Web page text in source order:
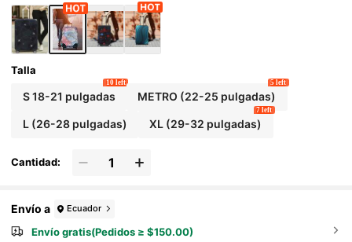
e, esencial para viajes, viajes de negocios y v
acaciones
Talla
S 18-21 pulgadas
10 left
METRO (22-25 pulgadas)
5 left
L (26-28 pulgadas) XL (29-32 pulgadas)
7 left
Cantidad:
Envío a Ecuador
Envío gratis(Pedidos ≥ $150.00)